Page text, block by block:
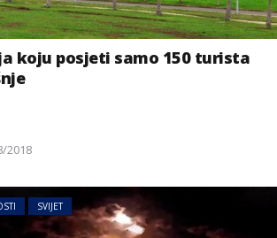
koju posjeti samo 150 turista
2018
SVIJET